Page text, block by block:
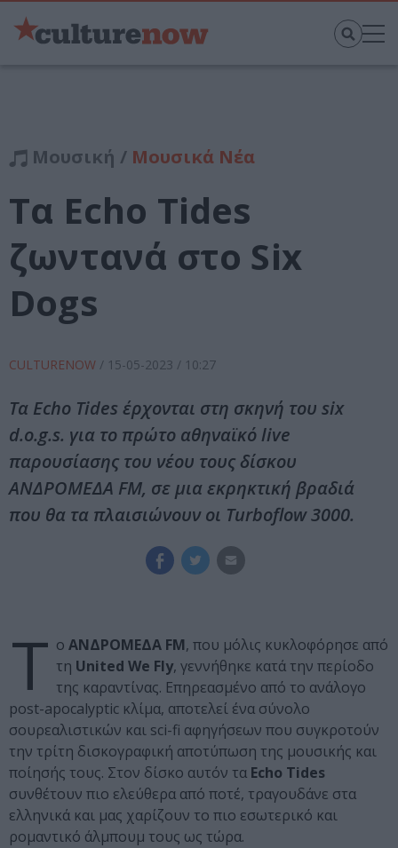
Μουσική / Μουσικά Νέα
Τα Echo Tides
ζωντανά στο Six
Dogs
CULTURENOW / 15-05-2023 / 10:27
Τα Echo Tides έρχονται στη σκηνή του six
d.o.g.s. για το πρώτο αθηναϊκό live
παρουσίασης του νέου τους δίσκου
ΑΝΔΡΟΜΕΔΑ FM, σε μια εκρηκτική βραδιά
που θα τα πλαισιώνουν οι Turboflow 3000.
T ο ΑΝΔΡΟΜΕΔΑ FM, που μόλις κυκλοφόρησε από
τη United We Fly, γεννήθηκε κατά την περίοδο
της καραντίνας. Επηρεασμένο από το ανάλογο
post-apocalyptic κλίμα, αποτελεί ένα σύνολο
σουρεαλιστικών και sci-fi αφηγήσεων που συγκροτούν
την τρίτη δισκογραφική αποτύπωση της μουσικής και
ποίησής τους. Στον δίσκο αυτόν τα Echo Tides
συνθέτουν πιο ελεύθερα από ποτέ, τραγουδάνε στα
ελληνικά και μας χαρίζουν το πιο εσωτερικό και
ρομαντικό άλμπουμ τους ως τώρα.